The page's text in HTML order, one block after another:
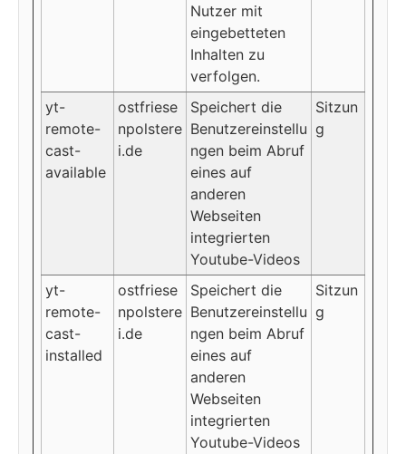
Nutzer mit
eingebetteten
Inhalten zu
verfolgen.
yt-
remote-
cast-
available
ostfriese
npolstere
i.de
Speichert die
Benutzereinstellu
ngen beim Abruf
eines auf
anderen
Webseiten
integrierten
Youtube-Videos
Sitzun
g
yt-
remote-
cast-
installed
ostfriese
npolstere
i.de
Speichert die
Benutzereinstellu
ngen beim Abruf
eines auf
anderen
Webseiten
integrierten
Youtube-Videos
Sitzun
g